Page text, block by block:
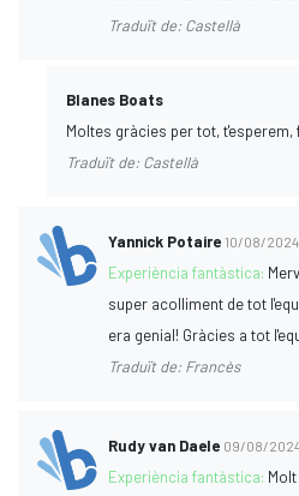
Traduït de: Castellà
Blanes Boats
Moltes gràcies per tot, t'esperem,
Traduït de: Castellà
Yannick Potaire 10/08/2024
Experiència fantàstica:
super acolliment de tot
era genial! Gràcies a tot
Traduït de: Francès
Rudy van Daele 09/08/
Experiència fantàstica: